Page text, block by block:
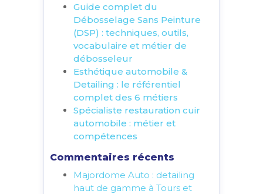
Guide complet du
Débosselage Sans Peinture
(DSP) : techniques, outils,
vocabulaire et métier de
débosseleur
Esthétique automobile &
Detailing : le référentiel
complet des 6 métiers
Spécialiste restauration cuir
automobile : métier et
compétences
Commentaires récents
Majordome Auto : detailing
haut de gamme à Tours et